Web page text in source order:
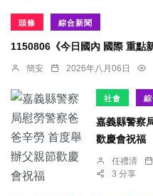
頭條 綜合新聞
1150806《今日國內 國際 重點
簡安 2026年八月06日
社會
嘉義縣警察
歡慶會祝福
任禮清
3 分享